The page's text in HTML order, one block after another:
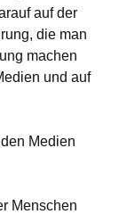
auf der
die man
machen
und auf
Medien
Menschen